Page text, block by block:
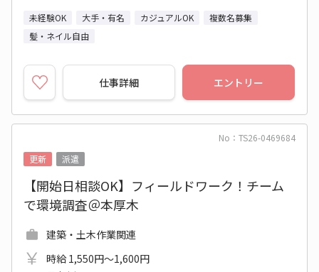
未経験OK 大手・有名 カジュアルOK
複数名募集
髪・ネイル自由
仕事詳細 エントリー
No：TS26-0469684
更新
派遣
【開始日相談OK】フィールドワーク！チーム
で環境調査＠本厚木
建築・土木作業関連
時給 1,550円～1,600円